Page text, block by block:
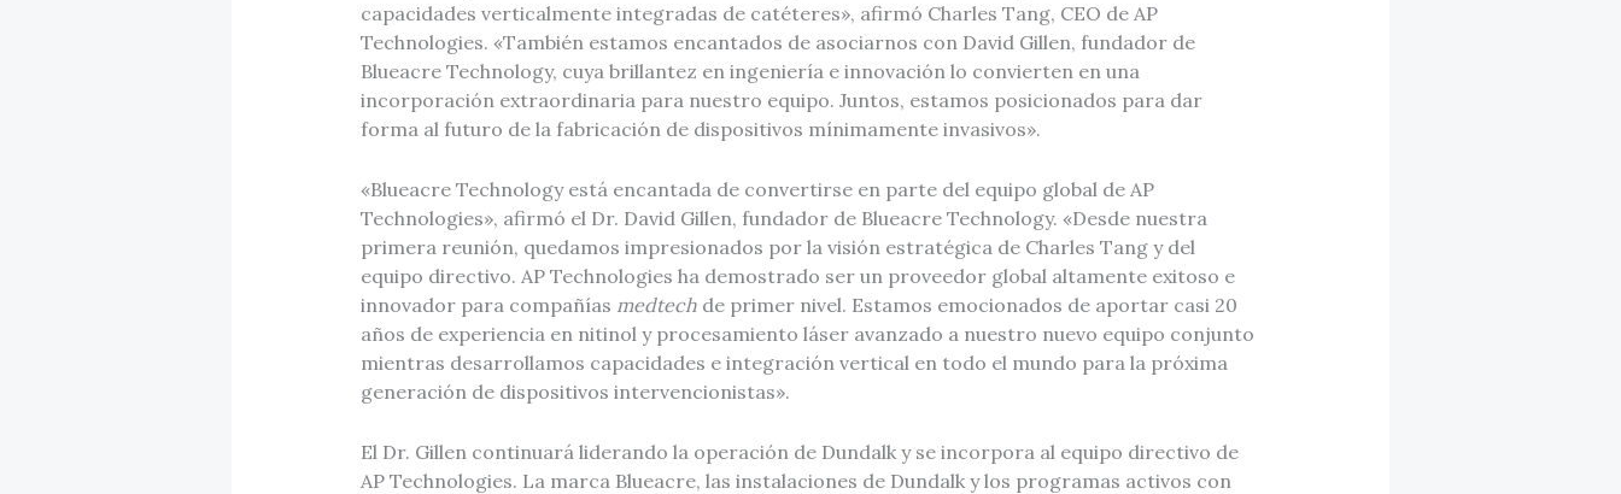
capacidades verticalmente integradas de catéteres», afirmó Charles Tang, CEO de AP
Technologies. «También estamos encantados de asociarnos con David Gillen, fundador de
Blueacre Technology, cuya brillantez en ingeniería e innovación lo convierten en una
incorporación extraordinaria para nuestro equipo. Juntos, estamos posicionados para dar
forma al futuro de la fabricación de dispositivos mínimamente invasivos».
«Blueacre Technology está encantada de convertirse en parte del equipo global de AP
Technologies», afirmó el Dr. David Gillen, fundador de Blueacre Technology. «Desde nuestra
primera reunión, quedamos impresionados por la visión estratégica de Charles Tang y del
equipo directivo. AP Technologies ha demostrado ser un proveedor global altamente exitoso e
innovador para compañías medtechde primer nivel. Estamos emocionados de aportar casi 20
años de experiencia en nitinol y procesamiento láser avanzado a nuestro nuevo equipo conjunto
mientras desarrollamos capacidades e integración vertical en todo el mundo para la próxima
generación de dispositivos intervencionistas».
El Dr. Gillen continuará liderando la operación de Dundalk y se incorpora al equipo directivo de
AP Technologies. La marca Blueacre, las instalaciones de Dundalk y los programas activos con